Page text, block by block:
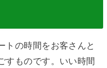
トの時間をお客さんと
すものです。いい時間